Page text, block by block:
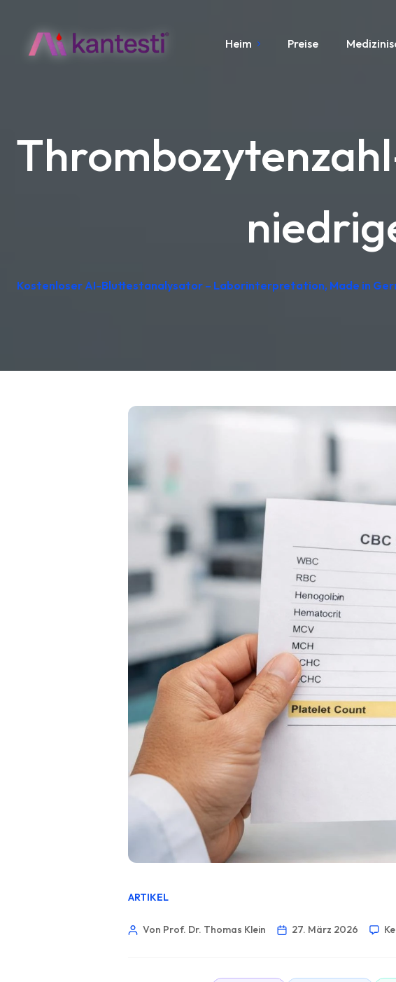
Heim Preise
Kostenloser AI-Bluttestanalysator – Laborinterpretation, Made in
ARTIKEL
Von Prof. Dr. Thomas Klein 27. März 2026